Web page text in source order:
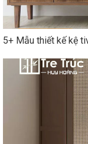
5+ Mẫu thiết kế kệ